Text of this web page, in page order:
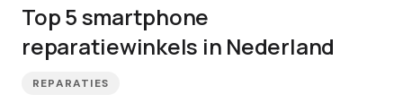
Top 5 smartphone
reparatiewinkels in Nederland
REPARATIES